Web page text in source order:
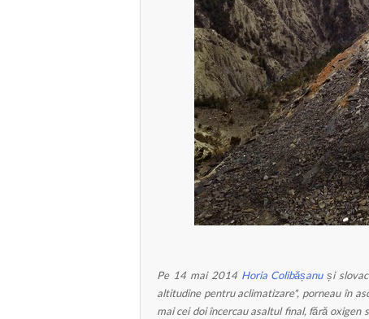
Pe 14 mai 2014 Horia Colibășanuși
altitudine pentru aclimatizare*, porneau în
mai cei doi încercau asaltul final, fără